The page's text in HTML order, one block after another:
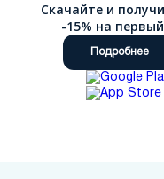
Скачайте и
-15% на
Подробнее